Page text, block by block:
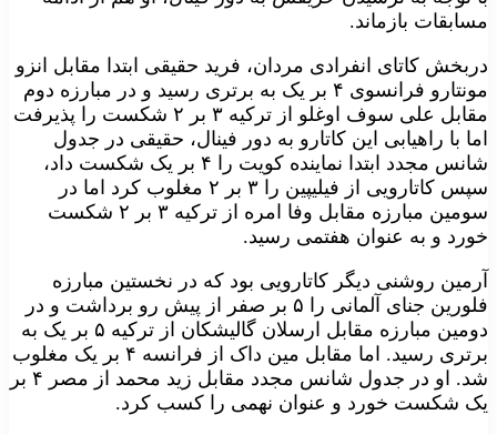
مسابقات بازماند.
دربخش کاتای انفرادی مردان، فرید حقیقی ابتدا مقابل انزو
مونتارو فرانسوی ۴ بر یک به برتری رسید و در مبارزه دوم
مقابل علی سوف اوغلو از ترکیه ۳ بر ۲ شکست را پذیرفت
اما با راهیابی این کاتارو به دور فینال، حقیقی در جدول
شانس مجدد ابتدا نماینده کویت را ۴ بر یک شکست داد،
سپس کاتارویی از فیلیپین را ۳ بر ۲ مغلوب کرد اما در
سومین مبارزه مقابل وفا امره از ترکیه ۳ بر ۲ شکست
خورد و به عنوان هفتمی رسید.
آرمین روشنی دیگر کاتارویی بود که در نخستین مبارزه
فلورین جنای آلمانی را ۵ بر صفر از پیش رو برداشت و در
دومین مبارزه مقابل ارسلان گالیشکان از ترکیه ۵ بر یک به
برتری رسید. اما مقابل مین داک از فرانسه ۴ بر یک مغلوب
شد. او در جدول شانس مجدد مقابل زید محمد از مصر ۴ بر
یک شکست خورد و عنوان نهمی را کسب کرد.